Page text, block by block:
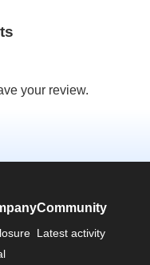
your review.
Community
Latest activity